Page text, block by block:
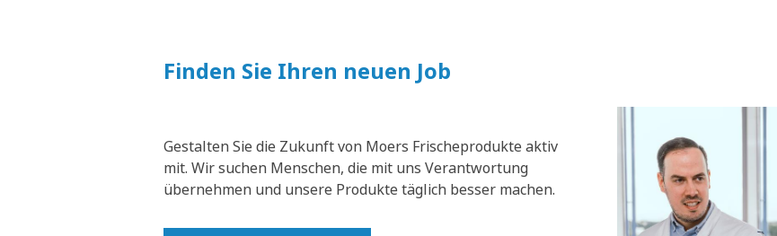
Finden Sie Ihren neuen Job
Gestalten Sie die Zukunft von Moers Frischeprodukte aktiv
mit. Wir suchen Menschen, die mit uns Verantwortung
übernehmen und unsere Produkte täglich besser machen.